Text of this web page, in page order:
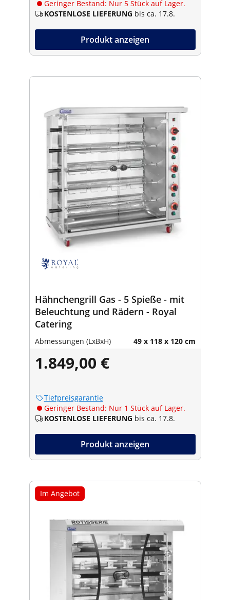
Geringer Bestand: Nur 5 Stück auf Lager.
KOSTENLOSE LIEFERUNG bis ca. 17.8.
Produkt anzeigen
Hähnchengrill Gas - 5 Spieße - mit
Beleuchtung und Rädern - Royal
Catering
Abmessungen (LxBxH) 49 x 118 x 120 cm
1.849,00 €
Tiefpreisgarantie
Geringer Bestand: Nur 1 Stück auf Lager.
KOSTENLOSE LIEFERUNG bis ca. 17.8.
Produkt anzeigen
Im Angebot